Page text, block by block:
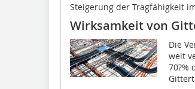
Steigerung der Tragfähigkeit
Wirksamkeit von
Die
weit
70?%